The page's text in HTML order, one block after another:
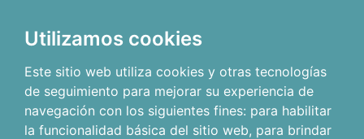
Utilizamos cookies
Este sitio web utiliza cookies y otras tecnologías
de seguimiento para mejorar su experiencia de
navegación con los siguientes fines: para habilitar
la funcionalidad básica del sitio web, para brindar